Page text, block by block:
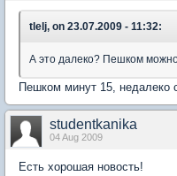
tlelj, on 23.07.2009 - 11:32:
А это далеко? Пешком
Пешком минут 15, недалеко
studentkanika
04 Aug 2009
Есть хорошая новость!